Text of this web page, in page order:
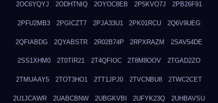
2OC6YQYJ 2ODHTNIQ 2OYOC8EB 2P5KVO7J 2PB26F91
2PFU2MB3 2PGICZT7 2PJA33U1 2PK01RCU 2Q6V9UEG
2QFIABDG 2QYABSTR 2R02B74P 2RPXRAZM 2SAV54DE
2SS1XHM0 2T0TIR21 2T4QFIOC 2T8M8OOV 2TGAD2ZO
2TMUAAY5 2TOT3HO1 2TT1JPJ0 2TVCNBU8 2TWC2CET
2U1JCAWR 2UABCBNW 2UBGKVBI 2UFYK23Q 2UHBAVSU